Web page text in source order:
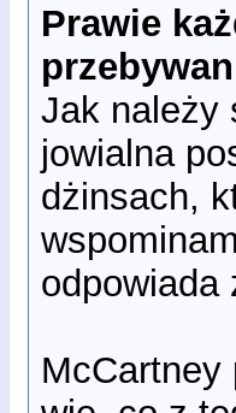
Prawie
Jak należy
jowialna
dżinsach,
odpowiada
McCartney